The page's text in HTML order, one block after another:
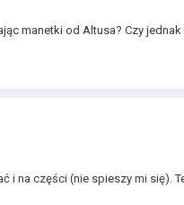
manetki od Altusa? Czy
na części (nie spieszy mi się).